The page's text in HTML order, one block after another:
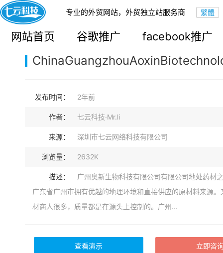
专业的外贸网站，外贸独立站服务商
网站首页 谷歌推广 facebook推广
您的当前位置： 网站首页>案例展示>B2C外贸独立站
发布时间： 2年前
作者： 七云科技·Mr.li
来源： 深圳市七云网络科技有限公司
浏览量： 2632K
描述：
广州奥新生物科技有限公司有限公司地处药材
广东省广州市拥有优越的地理环境和直接供应的原材料来源。
材商人很多，质量都是在源头上控制的。广州...
查看演示 立即咨